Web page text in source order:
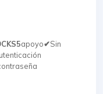
apoyo✔Sin